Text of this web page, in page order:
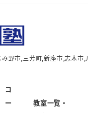
野市,三芳町,新座市,志木市
コ
ー
教室一覧・